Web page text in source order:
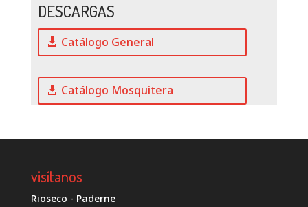
DESCARGAS
Catálogo General
Catálogo Mosquitera
visítanos
Rioseco - Paderne